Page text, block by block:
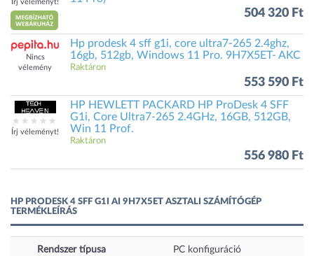
Írj véleményt!
504 320 Ft
Nincs
vélemény
Hp prodesk 4 sff g1i, core ultra7-265 2.4ghz,
16gb, 512gb, Windows 11 Pro. 9H7X5ET- AKC
Raktáron
553 590 Ft
Írj véleményt!
HP HEWLETT PACKARD HP ProDesk 4 SFF
G1i, Core Ultra7-265 2.4GHz, 16GB, 512GB,
Win 11 Prof.
Raktáron
556 980 Ft
HP PRODESK 4 SFF G1I AI 9H7X5ET ASZTALI SZÁMÍTÓGÉP
TERMÉKLEÍRÁS
Rendszer típusa PC konfiguráció